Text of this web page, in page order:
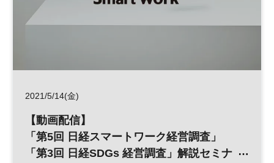
2021/5/14(金)
【動画配信】
「第5回 日経スマートワーク経営調査」
「第3回 日経SDGs 経営調査」解説セミナ